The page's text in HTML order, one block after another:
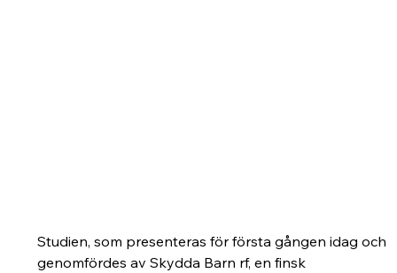
Studien, som presenteras för första gången idag och
genomfördes av Skydda Barn rf, en finsk